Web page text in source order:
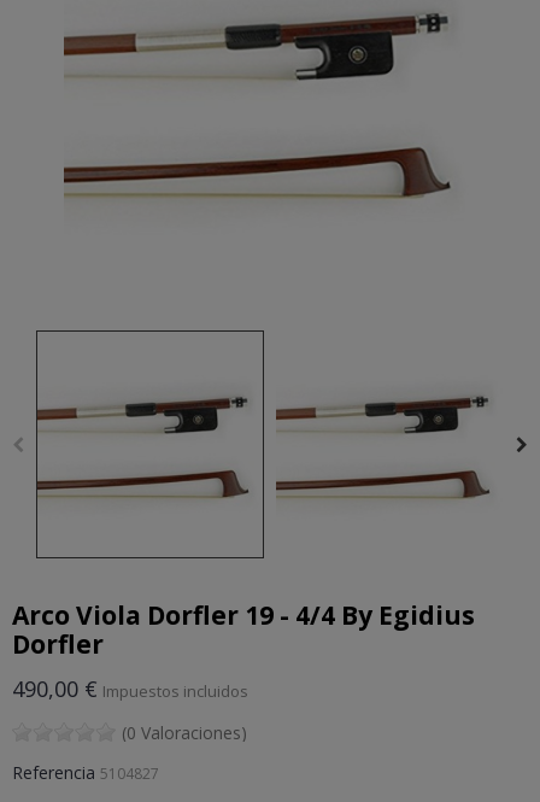
Arco Viola Dorfler 19 - 4/4 By Egidius
Dorfler
490,00 € Impuestos incluidos
(0 Valoraciones)
Referencia 5104827